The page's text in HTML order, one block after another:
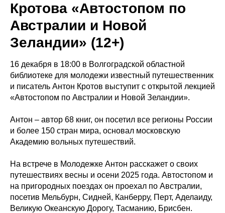
Кротова «Автостопом по
Австралии и Новой
Зеландии» (12+)
16 декабря в 18:00 в Волгоградской областной
библиотеке для молодежи известный путешественник
и писатель Антон Кротов выступит с открытой лекцией
«Автостопом по Австралии и Новой Зеландии».
Антон – автор 68 книг, он посетил все регионы России
и более 150 стран мира, основал московскую
Академию вольных путешествий.
На встрече в Молодежке Антон расскажет о своих
путешествиях весны и осени 2025 года. Автостопом и
на пригородных поездах он проехал по Австралии,
посетив Мельбурн, Сидней, Канберру, Перт, Аделаиду,
Великую Океанскую Дорогу, Тасманию, Брисбен.